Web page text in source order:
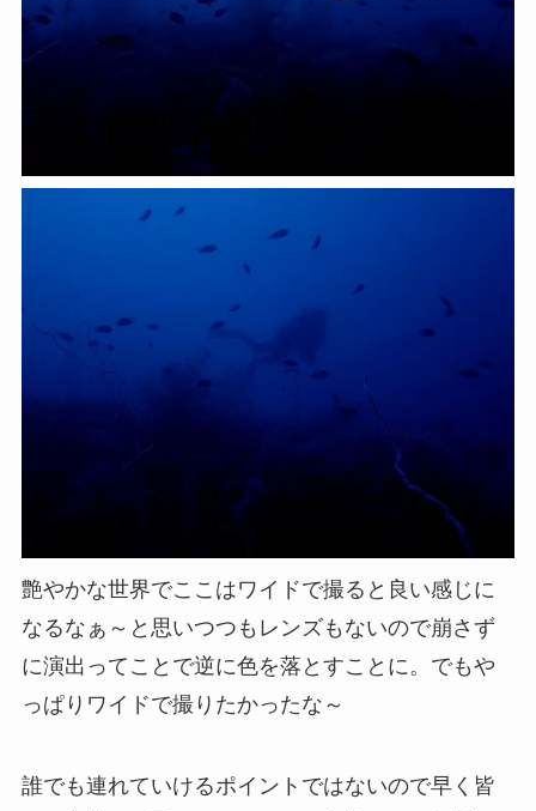
艶やかな世界でここはワイドで撮ると良い感じに
なるなぁ～と思いつつもレンズもないので崩さず
に演出ってことで逆に色を落とすことに。でもや
っぱりワイドで撮りたかったな～
誰でも連れていけるポイントではないので早く皆